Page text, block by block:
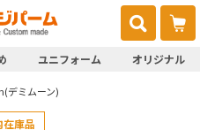
ユニフォーム オリジナル
デミムーン)
在庫品